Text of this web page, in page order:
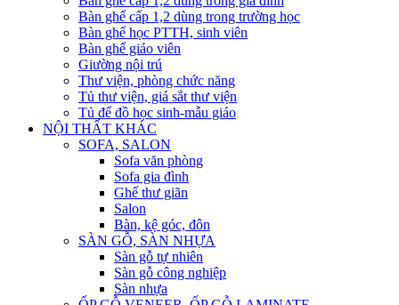
Bàn ghế cấp 1,2 dùng trong trường học
Bàn ghế học PTTH, sinh viên
Bàn ghế giáo viên
Giường nội trú
Thư viện, phòng chức năng
Tủ thư viện, giá sắt thư viện
Tủ để đồ học sinh-mẫu giáo
NỘI THẤT KHÁC
SOFA, SALON
Sofa văn phòng
Sofa gia đình
Ghế thư giãn
Salon
Bàn, kệ góc, đôn
SÀN GỖ, SÀN NHỰA
Sàn gỗ tự nhiên
Sàn gỗ công nghiệp
Sàn nhựa